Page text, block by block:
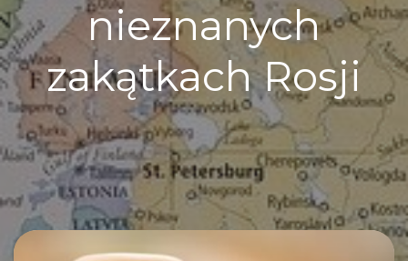
nieznanych
zakątkach Rosji